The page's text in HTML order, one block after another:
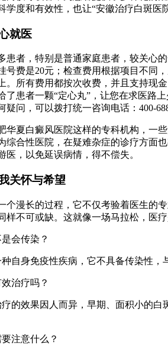
学度和有效性，也让“安徽治疗白斑医
就医
患者，特别是普通家庭患者，较关心
号费是20元；检查费用根据项目不同
。所有费用都按次收费，并且支持现
了患者一颗“定心丸”，让您在求医路
疑问，可以拨打统一咨询电话：400-
华夏白癜风医院这样的专科机构，一
综合性医院，在疑难杂症的诊疗方面
医，以免延误病情，得不偿失。
关怀与希望
个漫长的过程，它不仅考验着医生的
样不可或缺。这就像一场马拉松，医
会传染？
自身免疫性疾病，它不具备传染性，
治疗吗？
的效果因人而异，早期、面积小的
注意什么？